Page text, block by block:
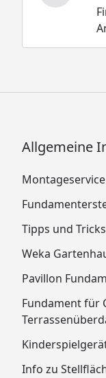
Allgemeine
Tipps und Tricks
Weka
Pavillon
Fundament für
Info zu